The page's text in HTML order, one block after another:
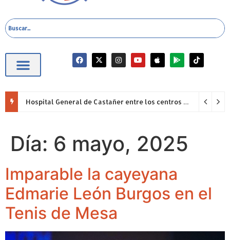
Hospital General de Castañer entre los centros de salud comunitarios con mejor desempeño clínico de Estados Unidos
Día: 6 mayo, 2025
Imparable la cayeyana
Edmarie León Burgos en el
Tenis de Mesa